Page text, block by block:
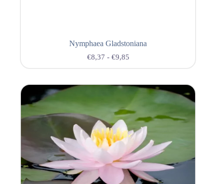
Nymphaea Gladstoniana
€8,37 - €9,85